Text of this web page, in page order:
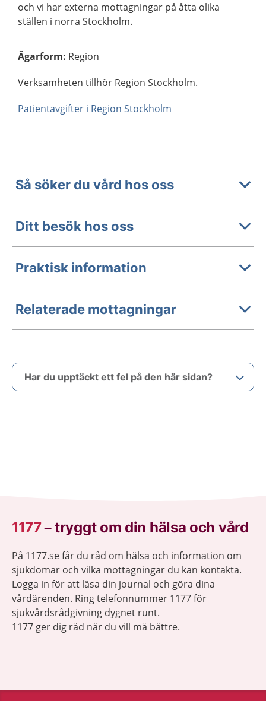
och vi har externa mottagningar på åtta olika
ställen i norra Stockholm.
Ägarform: Region
Verksamheten tillhör Region Stockholm.
Patientavgifter i Region Stockholm
Så söker du vård hos oss
Ditt besök hos oss
Praktisk information
Relaterade mottagningar
Har du upptäckt ett fel på den här sidan?
1177–tryggt om din hälsa och vård
På 1177.se får du råd om hälsa och information om
sjukdomar och vilka mottagningar du kan kontakta.
Logga in för att läsa din journal och göra dina
vårdärenden. Ring telefonnummer 1177 för
sjukvårdsrådgivning dygnet runt.
1177 ger dig råd när du vill må bättre.